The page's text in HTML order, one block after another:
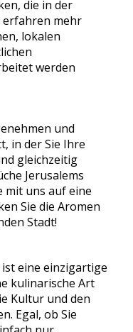
die in der
erfahren mehr
lokalen
werden
und
in der Sie Ihre
gleichzeitig
Jerusalems
mit uns auf eine
Sie die Aromen
Stadt!
eine einzigartige
kulinarische Art
Kultur und den
Egal, ob Sie